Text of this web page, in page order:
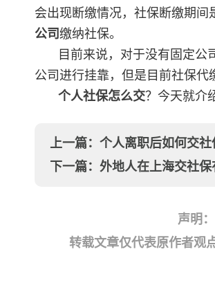
会出现断缴情况，社保断缴期
公司缴纳社保。
目前来说，对于没有固定
公司进行挂靠，但是目前社保
个人社保怎么交？今天就介
上一篇： 个人离职后如何交社
下一篇： 外地人在上海交社
声明
转载文章仅代表原作者观